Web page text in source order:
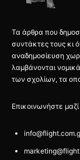
Τα άρθρα που
συντάκτες τους κι
αναδημοσίευση
λαμβάνονται
των σχολίων, τα
Επικοινωνήστε